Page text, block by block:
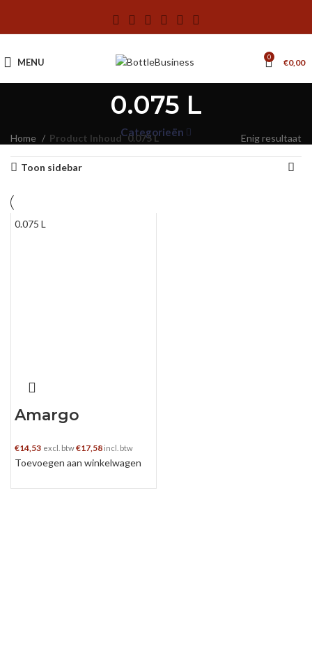
MENU 0 €0,00
0.075 L
Categorieën
Home Product Inhoud 0.075 L Enig resultaat
Toon sidebar
0.075 L
Amargo
€14,53 excl. btw€17,58 incl. btw
Toevoegen aan winkelwagen